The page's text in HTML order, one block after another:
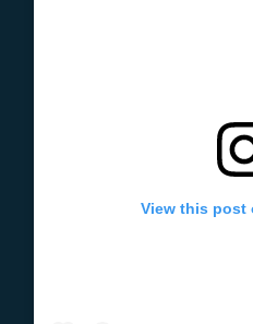
View this post